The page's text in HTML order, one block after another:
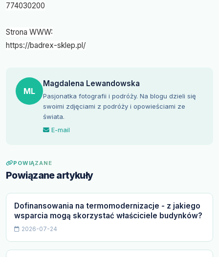
774030200
Strona WWW:
https://badrex-sklep.pl/
ML
Magdalena Lewandowska
Pasjonatka fotografii i podróży. Na blogu dzieli się
swoimi zdjęciami z podróży i opowieściami ze
świata.
E-mail
POWIĄZANE
Powiązane artykuły
Dofinansowania na termomodernizacje - z jakiego
wsparcia mogą skorzystać właściciele budynków?
2026-07-24